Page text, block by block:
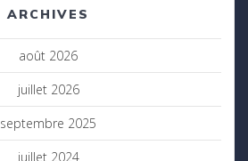
ARCHIVES
août 2026
juillet 2026
septembre 2025
juillet 2024